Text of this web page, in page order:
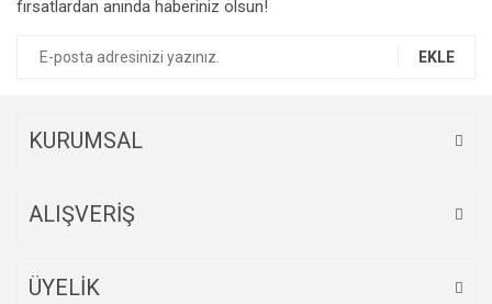
fırsatlardan anında haberiniz olsun!
EKLE
KURUMSAL
ALIŞVERİŞ
ÜYELİK